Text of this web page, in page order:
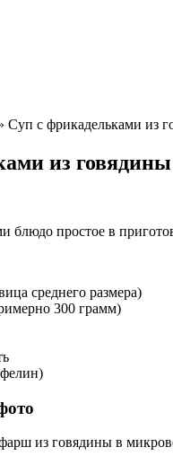
Суп с фрикадельками из
из говядины
блюдо простое в
среднего размера)
300 грамм)
из говядины в